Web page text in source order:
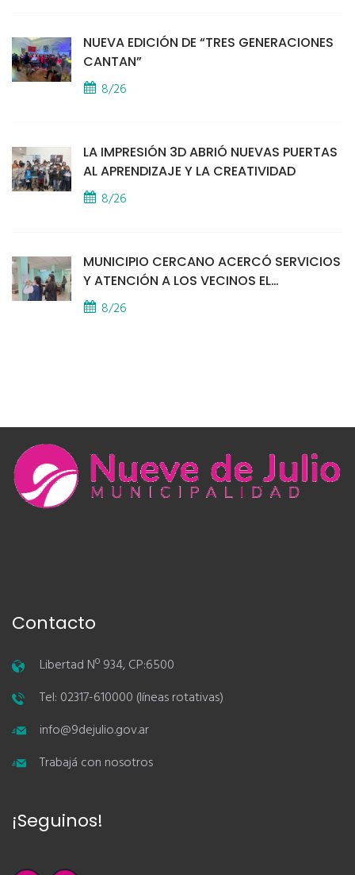
NUEVA EDICIÓN DE “TRES GENERACIONES
CANTAN”
8/26
LA IMPRESIÓN 3D ABRIÓ NUEVAS PUERTAS
AL APRENDIZAJE Y LA CREATIVIDAD
8/26
MUNICIPIO CERCANO ACERCÓ SERVICIOS
Y ATENCIÓN A LOS VECINOS EL
PROVINCIAL
8/26
Contacto
Libertad Nº 934, CP:6500
Tel: 02317-610000 (líneas rotativas)
info@9dejulio.gov.ar
Trabajá con nosotros
¡Seguinos!